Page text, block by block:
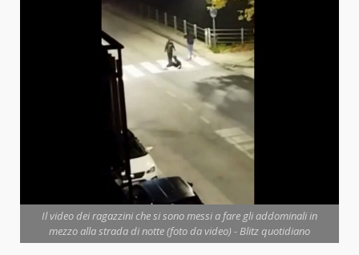
Il video dei ragazzini che si sono messi a fare gli addominali in
mezzo alla strada di notte (foto da video) - Blitz quotidiano